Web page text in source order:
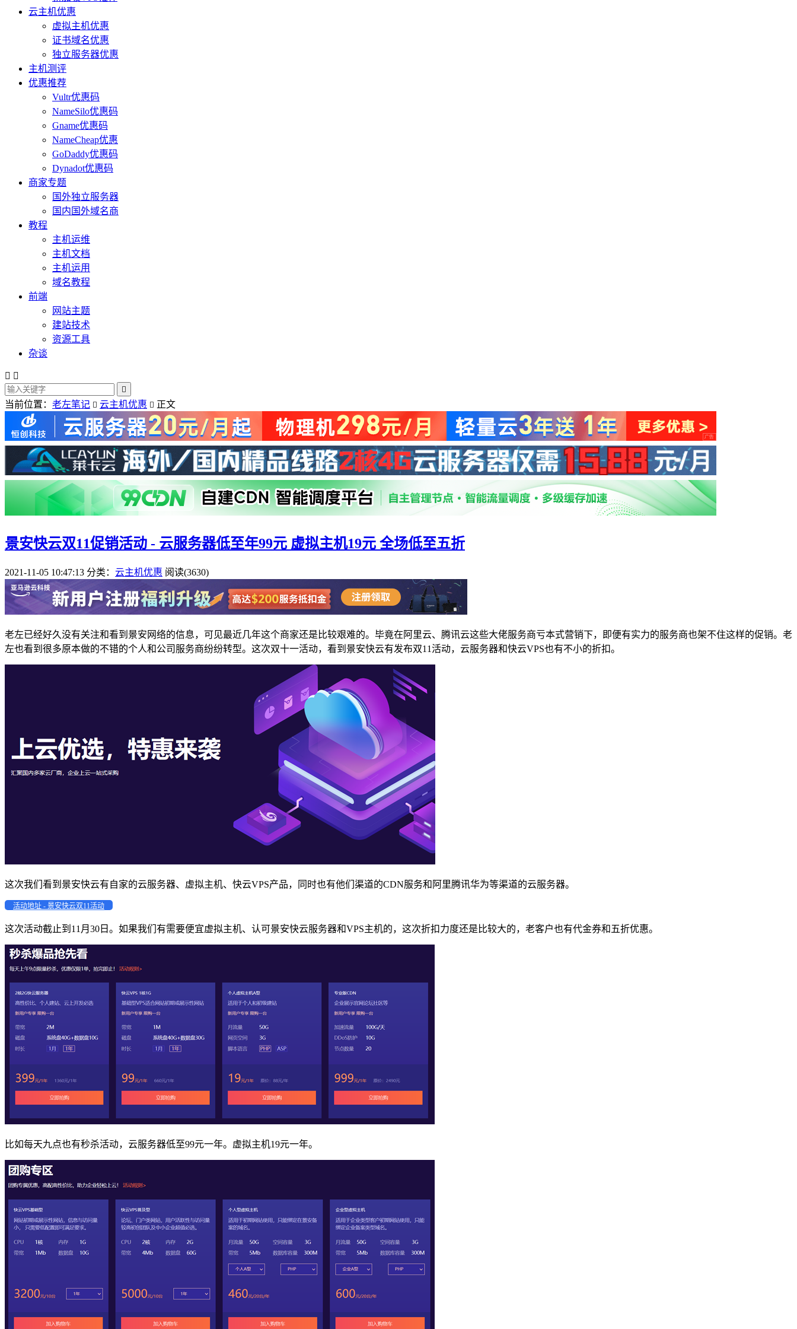
云主机优惠
虚拟主机优惠
证书域名优惠
独立服务器优惠
主机测评
优惠推荐
Vultr优惠码
NameSilo优惠码
Gname优惠码
NameCheap优惠
GoDaddy优惠码
Dynadot优惠码
商家专题
国外独立服务器
国内国外域名商
教程
主机运维
主机文档
主机运用
域名教程
前端
网站主题
建站技术
资源工具
杂谈
 

当前位置： 老左笔记  云主机优惠  正文
景安快云双11促销活动 - 云服务器低至年99元 虚拟主机19元 全场低至五折
2021-11-05 10:47:13 分类： 云主机优惠 阅读(3630)
老左已经好久没有关注和看到景安网络的信息，可见最近几年这个商家还是比较艰难的。毕竟在阿里云、腾讯云这些大佬服务商亏本式营销下，即便有实力的服务商也架不住这样的促销。老
左也看到很多原本做的不错的个人和公司服务商纷纷转型。这次双十一活动，看到景安快云有发布双11活动，云服务器和快云VPS也有不小的折扣。
这次我们看到景安快云有自家的云服务器、虚拟主机、快云VPS产品，同时也有他们渠道的CDN服务和阿里腾讯华为等渠道的云服务器。
活动地址 - 景安快云双11活动
这次活动截止到11月30日。如果我们有需要便宜虚拟主机、认可景安快云服务器和VPS主机的，这次折扣力度还是比较大的，老客户也有代金券和五折优惠。
比如每天九点也有秒杀活动，云服务器低至99元一年。虚拟主机19元一年。